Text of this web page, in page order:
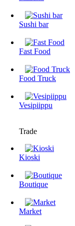
Sushi bar
Fast Food
Food Truck
Vesipiippu
Trade
Kioski
Boutique
Market